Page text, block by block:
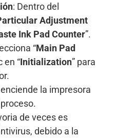
: Dentro del
Adjustment
Ink Pad Counter”.
“Main Pad
en “Initialization” para
la impresora
de veces es
debido a la